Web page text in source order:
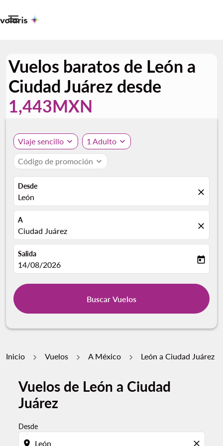

Vuelos baratos de León a
Ciudad Juárez desde
1,443MXN
Viaje sencillo expand_more 1 Adulto expand_more
Código de promoción expand_more
Desde
León close
A
Ciudad Juárez close
Salida
fc-booking-departure-date-aria-label
14/08/2026 today
Buscar Vuelos
Inicio Vuelos A México León a Ciudad Juárez
Vuelos de León a Ciudad
Juárez
Desde
location_on close